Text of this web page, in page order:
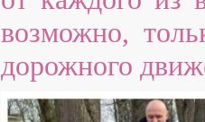
возможно,
дорожного